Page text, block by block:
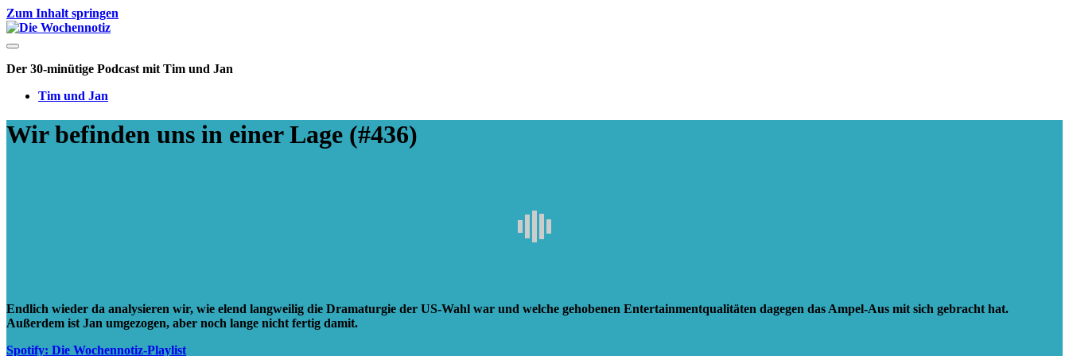
Zum Inhalt springen
Die
Wochennotiz
Der 30-minütige Podcast mit Tim und Jan
Tim und Jan
Wir befinden uns in einer Lage (#436)
Endlich wieder da analysieren wir, wie elend langweilig die Dramaturgie der US-Wahl war und welche gehobenen Entertainmentqualitäten dagegen das Ampel-Aus mit sich gebracht hat.
Außerdem ist Jan umgezogen, aber noch lange nicht fertig damit.
Spotify: Die Wochennotiz-Playlist